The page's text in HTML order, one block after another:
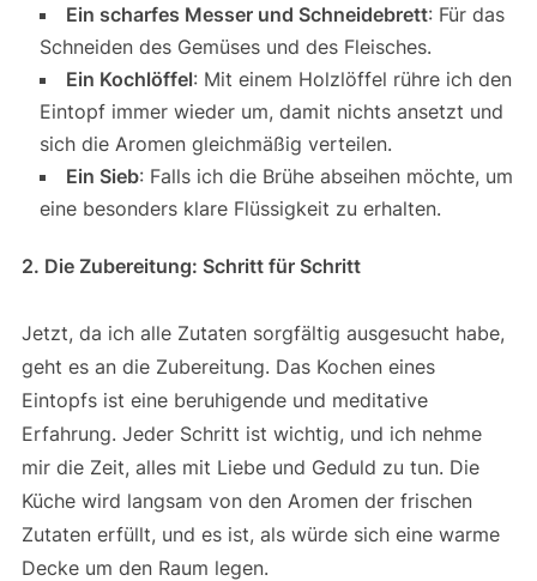
Ein scharfes Messer und Schneidebrett: Für das
Schneiden des Gemüses und des Fleisches.
Ein Kochlöffel: Mit einem Holzlöffel rühre ich den
Eintopf immer wieder um, damit nichts ansetzt und
sich die Aromen gleichmäßig verteilen.
Ein Sieb: Falls ich die Brühe abseihen möchte, um
eine besonders klare Flüssigkeit zu erhalten.
2. Die Zubereitung: Schritt für Schritt
Jetzt, da ich alle Zutaten sorgfältig ausgesucht habe,
geht es an die Zubereitung. Das Kochen eines
Eintopfs ist eine beruhigende und meditative
Erfahrung. Jeder Schritt ist wichtig, und ich nehme
mir die Zeit, alles mit Liebe und Geduld zu tun. Die
Küche wird langsam von den Aromen der frischen
Zutaten erfüllt, und es ist, als würde sich eine warme
Decke um den Raum legen.